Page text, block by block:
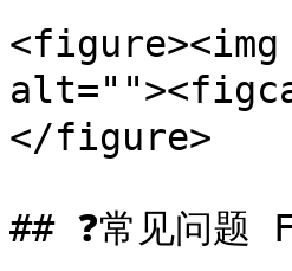
<figure><img
</figure>
## ❓常见问题